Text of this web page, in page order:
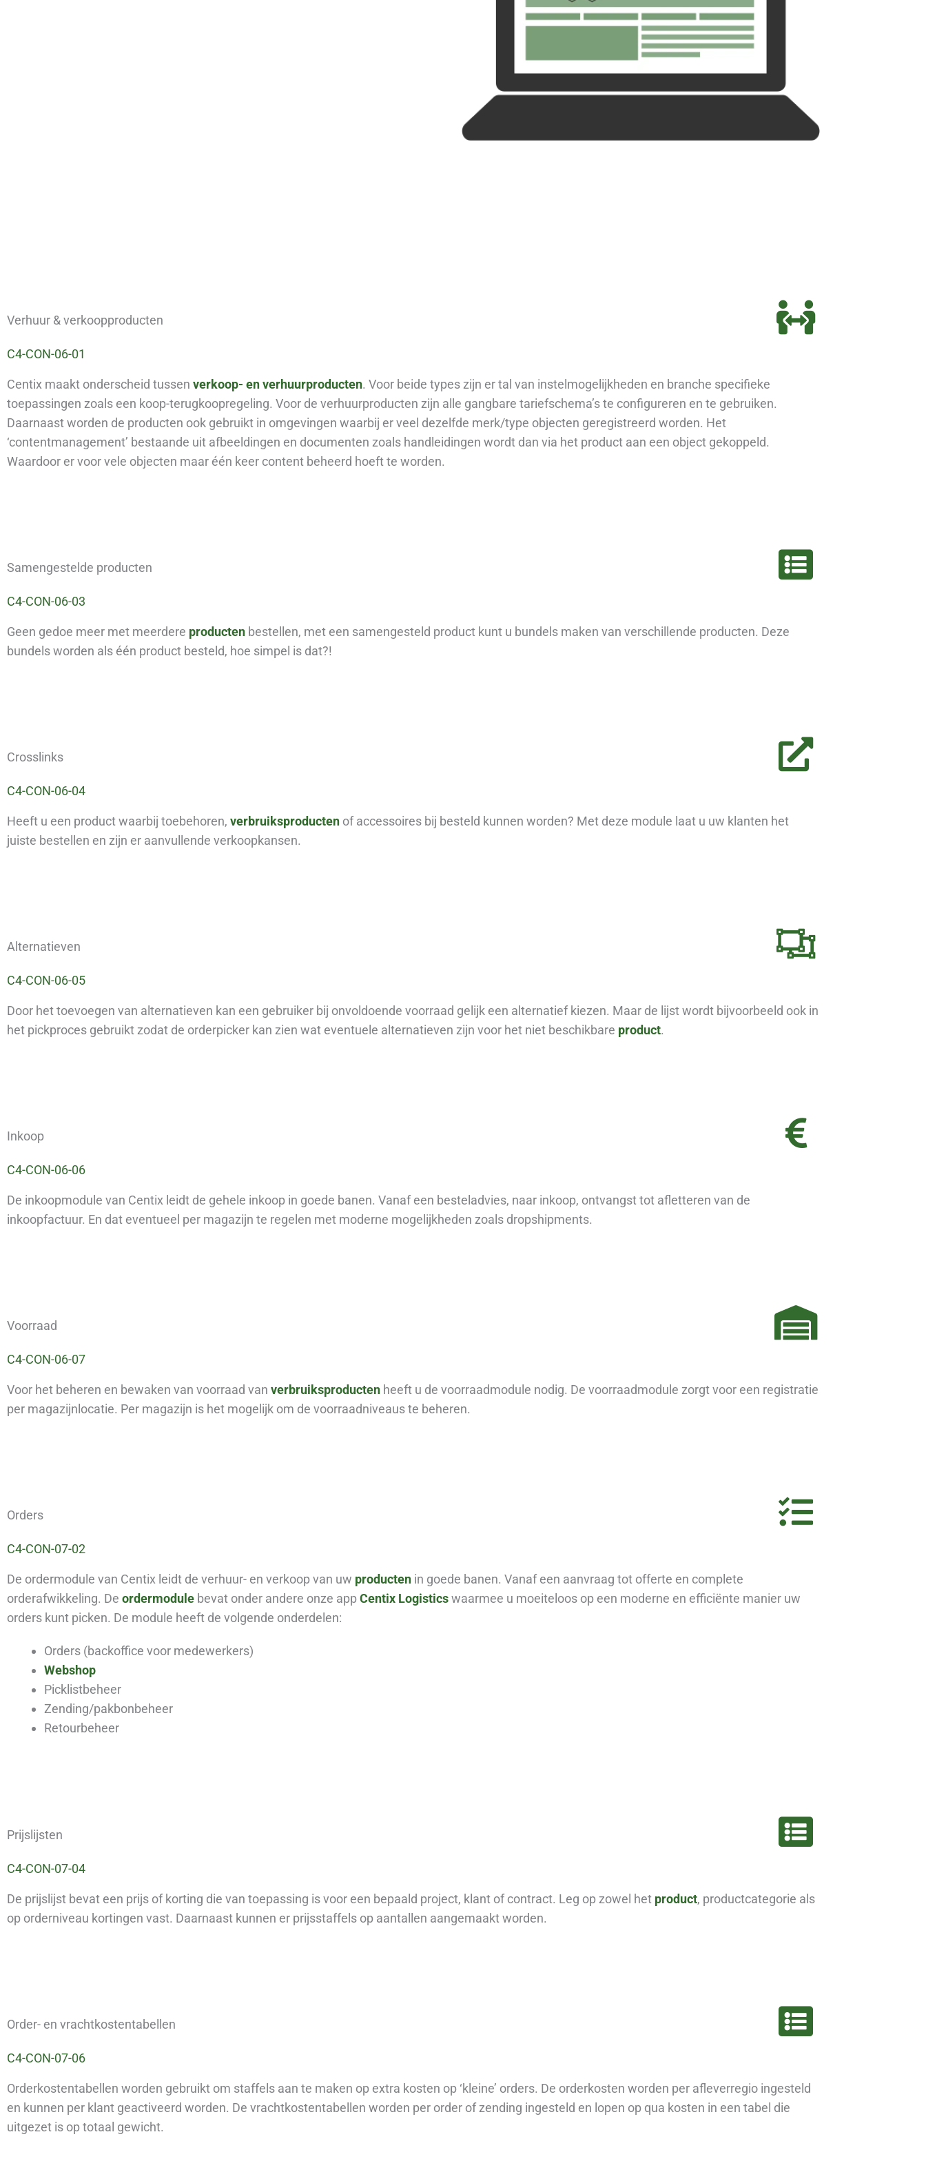
Verhuur & verkoopproducten
C4-CON-06-01
Centix maakt onderscheid tussen verkoop- en verhuurproducten. Voor beide types zijn er tal van instelmogelijkheden en branche specifieke
toepassingen zoals een koop-terugkoopregeling. Voor de verhuurproducten zijn alle gangbare tariefschema’s te configureren en te gebruiken.
Daarnaast worden de producten ook gebruikt in omgevingen waarbij er veel dezelfde merk/type objecten geregistreerd worden. Het
‘contentmanagement’ bestaande uit afbeeldingen en documenten zoals handleidingen wordt dan via het product aan een object gekoppeld.
Waardoor er voor vele objecten maar één keer content beheerd hoeft te worden.
Samengestelde producten
C4-CON-06-03
Geen gedoe meer met meerdere producten bestellen, met een samengesteld product kunt u bundels maken van verschillende producten. Deze
bundels worden als één product besteld, hoe simpel is dat?!
Crosslinks
C4-CON-06-04
Heeft u een product waarbij toebehoren, verbruiksproducten of accessoires bij besteld kunnen worden? Met deze module laat u uw klanten het
juiste bestellen en zijn er aanvullende verkoopkansen.
Alternatieven
C4-CON-06-05
Door het toevoegen van alternatieven kan een gebruiker bij onvoldoende voorraad gelijk een alternatief kiezen. Maar de lijst wordt bijvoorbeeld ook in
het pickproces gebruikt zodat de orderpicker kan zien wat eventuele alternatieven zijn voor het niet beschikbare product.
Inkoop
C4-CON-06-06
De inkoopmodule van Centix leidt de gehele inkoop in goede banen. Vanaf een besteladvies, naar inkoop, ontvangst tot afletteren van de
inkoopfactuur. En dat eventueel per magazijn te regelen met moderne mogelijkheden zoals dropshipments.
Voorraad
C4-CON-06-07
Voor het beheren en bewaken van voorraad van verbruiksproducten heeft u de voorraadmodule nodig. De voorraadmodule zorgt voor een registratie
per magazijnlocatie. Per magazijn is het mogelijk om de voorraadniveaus te beheren.
Orders
C4-CON-07-02
De ordermodule van Centix leidt de verhuur- en verkoop van uw producten in goede banen. Vanaf een aanvraag tot offerte en complete
orderafwikkeling. De ordermodule bevat onder andere onze appCentix Logisticswaarmee u moeiteloos op een moderne en efficiënte manier uw
orders kunt picken. De module heeft de volgende onderdelen:
Orders (backoffice voor medewerkers)
Webshop
Picklistbeheer
Zending/pakbonbeheer
Retourbeheer
Prijslijsten
C4-CON-07-04
De prijslijst bevat een prijs of korting die van toepassing is voor een bepaald project, klant of contract. Leg op zowel het product, productcategorie als
op orderniveau kortingen vast. Daarnaast kunnen er prijsstaffels op aantallen aangemaakt worden.
Order- en vrachtkostentabellen
C4-CON-07-06
Orderkostentabellen worden gebruikt om staffels aan te maken op extra kosten op ‘kleine’ orders. De orderkosten worden per afleverregio ingesteld
en kunnen per klant geactiveerd worden. De vrachtkostentabellen worden per order of zending ingesteld en lopen op qua kosten in een tabel die
uitgezet is op totaal gewicht.